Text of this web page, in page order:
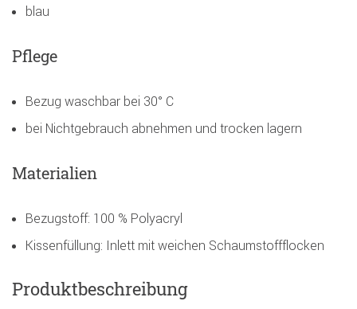
blau
Pflege
Bezug waschbar bei 30° C
bei Nichtgebrauch abnehmen und trocken lagern
Materialien
Bezugstoff: 100 % Polyacryl
Kissenfüllung: Inlett mit weichen Schaumstoffflocken
Produktbeschreibung